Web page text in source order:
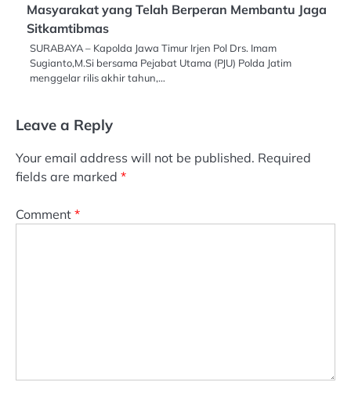
Masyarakat yang Telah Berperan Membantu Jaga
Sitkamtibmas
SURABAYA – Kapolda Jawa Timur Irjen Pol Drs. Imam
Sugianto,M.Si bersama Pejabat Utama (PJU) Polda Jatim
menggelar rilis akhir tahun,…
Leave a Reply
Your email address will not be published. Required
fields are marked *
Comment *